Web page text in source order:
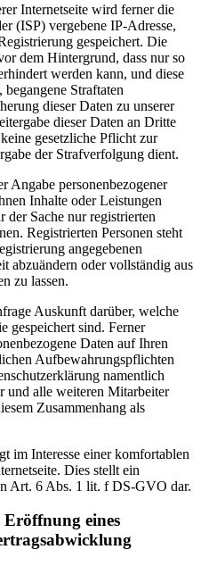
Internetseite wird ferner die
(ISP) vergebene IP-Adresse,
gespeichert. Die
dem Hintergrund, dass nur so
werden kann, und diese
Straftaten
dieser Daten zu unserer
dieser Daten an Dritte
gesetzliche Pflicht zur
der Strafverfolgung dient.
Angabe personenbezogener
Inhalte oder Leistungen
der Sache nur registrierten
Registrierten Personen steht
angegebenen
abzuändern oder vollständig aus
zu lassen.
Auskunft darüber, welche
gespeichert sind. Ferner
Daten auf Ihren
Aufbewahrungspflichten
namentlich
und alle weiteren Mitarbeiter
Zusammenhang als
im Interesse einer komfortablen
Dies stellt ein
Art. 6 Abs. 1 lit. f DS-GVO dar.
eines